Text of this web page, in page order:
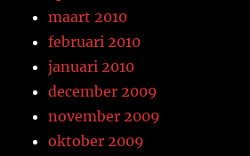
maart 2010
februari 2010
januari 2010
december 2009
november 2009
oktober 2009